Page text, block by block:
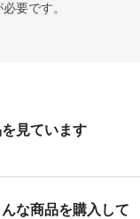
必要です。
見ています
な商品を購入して